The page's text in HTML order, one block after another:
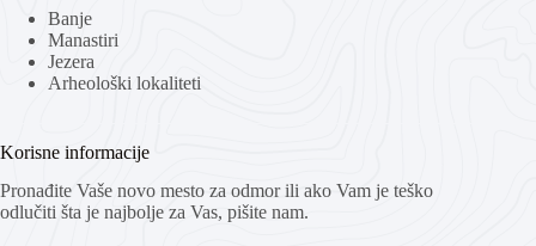
Banje
Manastiri
Jezera
Arheološki lokaliteti
Korisne informacije
Pronađite Vaše novo mesto za odmor ili ako Vam je teško
odlučiti šta je najbolje za Vas, pišite nam.